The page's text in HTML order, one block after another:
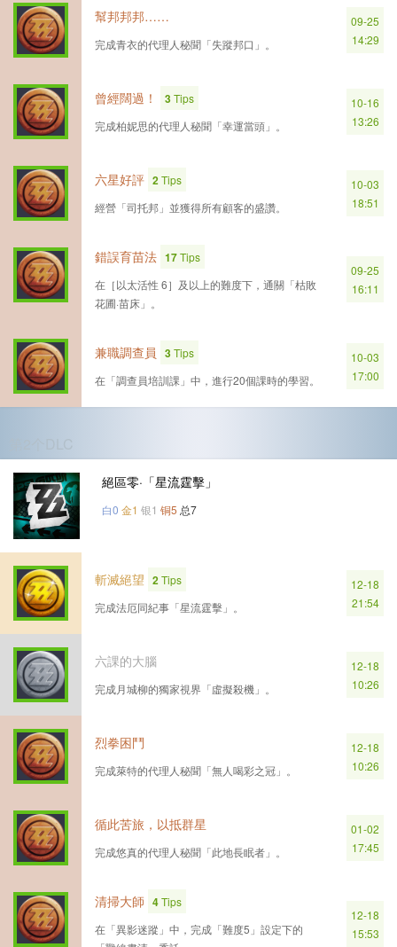
幫邦邦邦……
完成青衣的代理人秘聞「失蹤邦口」。
09-25
14:29
曾經闊過！ 3Tips
完成柏妮思的代理人秘聞「幸運當頭」。
10-16
13:26
六星好評 2Tips
經營「司托邦」並獲得所有顧客的盛讚。
10-03
18:51
錯誤育苗法 17Tips
在［以太活性 6］及以上的難度下，通關「枯敗
花圃·苗床」。
09-25
16:11
兼職調查員 3Tips
在「調查員培訓課」中，進行20個課時的學習。
10-03
17:00
絕區零·「星流霆擊」
白0 金1 银1 铜5 总7
斬滅絕望 2Tips
完成法厄同紀事「星流霆擊」。
12-18
21:54
六課的大腦
完成月城柳的獨家視界「虛擬殺機」。
12-18
10:26
烈拳困鬥
完成萊特的代理人秘聞「無人喝彩之冠」。
12-18
10:26
循此苦旅，以抵群星
完成悠真的代理人秘聞「此地長眠者」。
01-02
17:45
清掃大師 4Tips
在「異影迷蹤」中，完成「難度5」設定下的
12-18
15:53